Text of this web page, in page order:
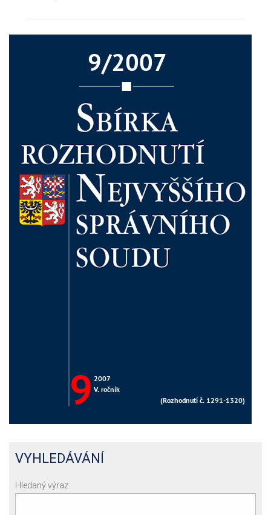
VYHLEDÁVÁNÍ
Hledaný výraz